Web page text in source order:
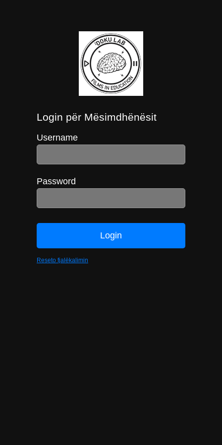
Login për Mësimdhënësit
Username
Password
Reseto fjalëkalimin